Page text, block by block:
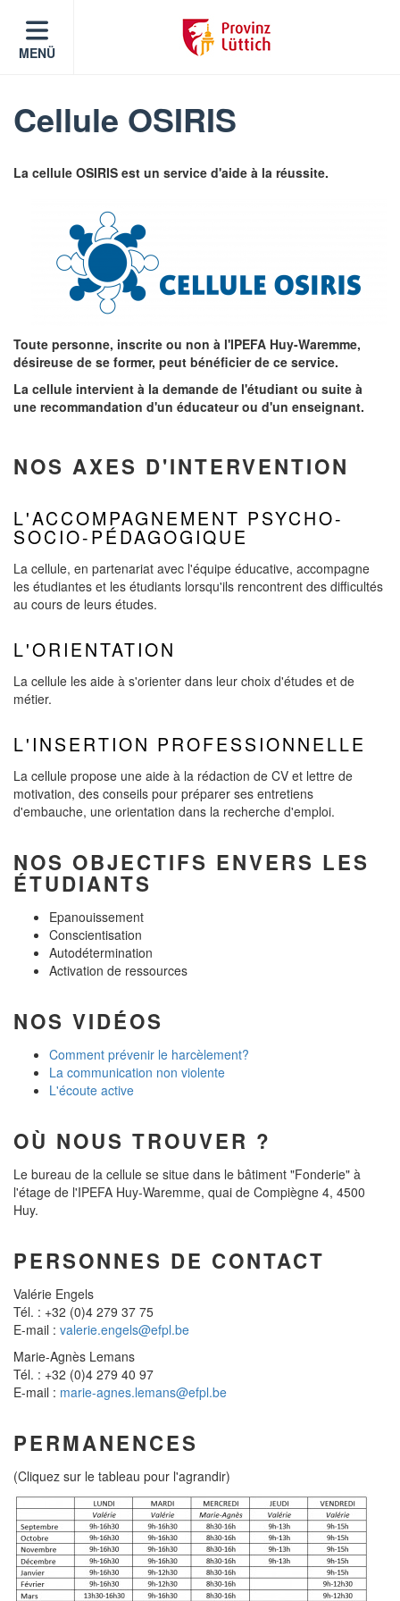
MENÜ
Cellule OSIRIS
La cellule OSIRIS est un service d'aide à la réussite.
Toute personne, inscrite ou non à l'IPEFA Huy-Waremme,
désireuse de se former, peut bénéficier de ce service.
La cellule intervient à la demande de l'étudiant ou suite à
une recommandation d'un éducateur ou d'un enseignant.
NOS AXES D'INTERVENTION
L'ACCOMPAGNEMENT PSYCHO-
SOCIO-PÉDAGOGIQUE
La cellule, en partenariat avec l'équipe éducative, accompagne
les étudiantes et les étudiants lorsqu'ils rencontrent des difficultés
au cours de leurs études.
L'ORIENTATION
La cellule les aide à s'orienter dans leur choix d'études et de
métier.
L'INSERTION PROFESSIONNELLE
La cellule propose une aide à la rédaction de CV et lettre de
motivation, des conseils pour préparer ses entretiens
d'embauche, une orientation dans la recherche d'emploi.
NOS OBJECTIFS ENVERS LES
ÉTUDIANTS
Epanouissement
Conscientisation
Autodétermination
Activation de ressources
NOS VIDÉOS
Comment prévenir le harcèlement?
La communication non violente
L'écoute active
OÙ NOUS TROUVER ?
Le bureau de la cellule se situe dans le bâtiment "Fonderie" à
l'étage de l'IPEFA Huy-Waremme, quai de Compiègne 4, 4500
Huy.
PERSONNES DE CONTACT
Valérie Engels
Tél. : +32 (0)4 279 37 75
E-mail : valerie.engels@efpl.be
Marie-Agnès Lemans
Tél. : +32 (0)4 279 40 97
E-mail : marie-agnes.lemans@efpl.be
PERMANENCES
(Cliquez sur le tableau pour l'agrandir)